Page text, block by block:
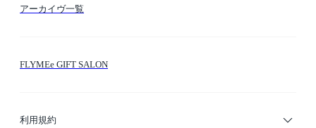
アーカイヴ一覧
FLYMEe GIFT SALON
利用規約